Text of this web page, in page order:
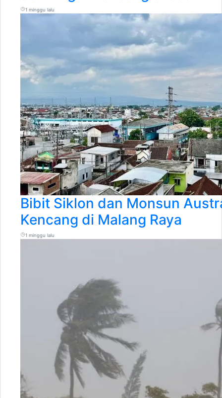
1 minggu lalu
Bibit Siklon dan Monsun
Kencang di Malang Raya
1 minggu lalu